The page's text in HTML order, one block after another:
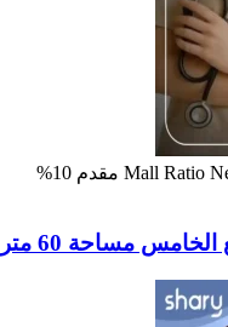
مساحة 60 متر مربع